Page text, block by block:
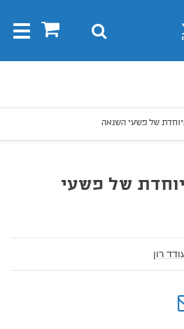
0 חיפוש
של פשעי השנאה
של פשעי
רון